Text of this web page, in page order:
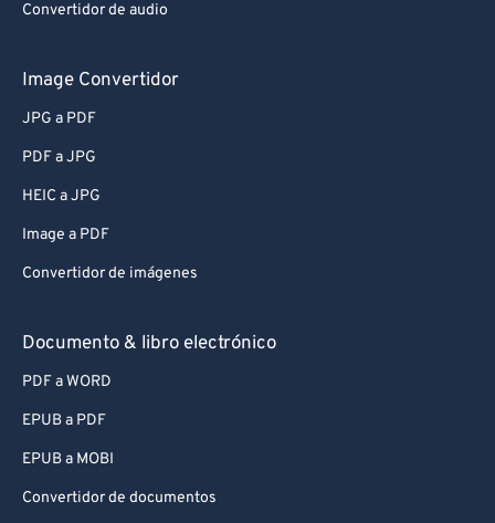
Convertidor de audio
Image Convertidor
JPG a PDF
PDF a JPG
HEIC a JPG
Image a PDF
Convertidor de imágenes
Documento & libro electrónico
PDF a WORD
EPUB a PDF
EPUB a MOBI
Convertidor de documentos